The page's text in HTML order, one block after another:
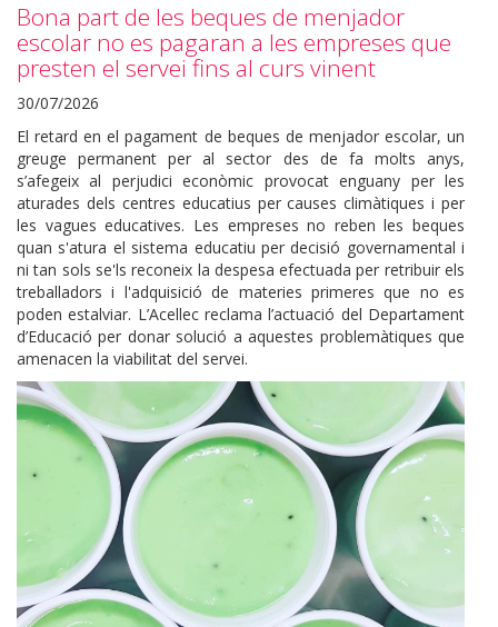
Bona part de les beques de menjador
escolar no es pagaran a les empreses que
presten el servei fins al curs vinent
30/07/2026
El retard en el pagament de beques de menjador escolar, un
greuge permanent per al sector des de fa molts anys,
s’afegeix al perjudici econòmic provocat enguany per les
aturades dels centres educatius per causes climàtiques i per
les vagues educatives. Les empreses no reben les beques
quan s'atura el sistema educatiu per decisió governamental i
ni tan sols se'ls reconeix la despesa efectuada per retribuir els
treballadors i l'adquisició de materies primeres que no es
poden estalviar. L’Acellec reclama l’actuació del Departament
d’Educació per donar solució a aquestes problemàtiques que
amenacen la viabilitat del servei.